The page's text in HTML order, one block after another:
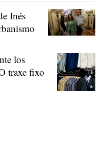
Inés
los
traxe fixo